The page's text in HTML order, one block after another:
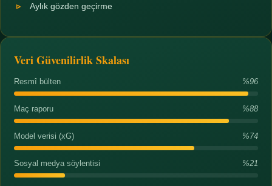
Aylık gözden geçirme
Veri Güvenilirlik Skalası
Resmî bülten %96
Maç raporu %88
Model verisi (xG) %74
Sosyal medya söylentisi %21